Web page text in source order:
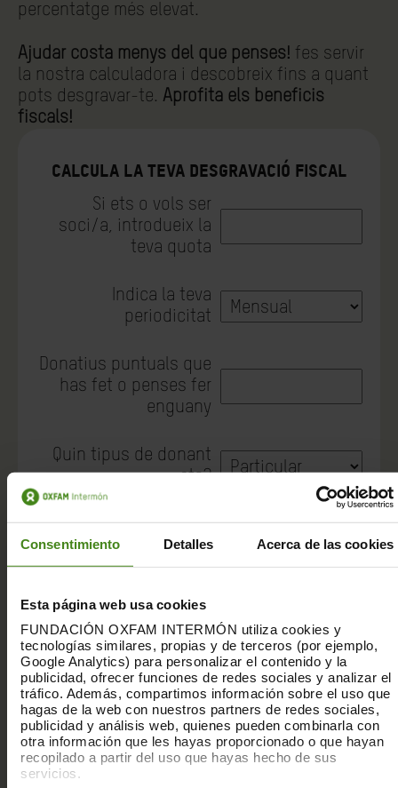
Consentimiento Detalles Acerca de las cookies
Esta página web usa cookies
FUNDACIÓN OXFAM INTERMÓN utiliza cookies y
tecnologías similares, propias y de terceros (por ejemplo,
Google Analytics) para personalizar el contenido y la
publicidad, ofrecer funciones de redes sociales y analizar el
tráfico. Además, compartimos información sobre el uso que
hagas de la web con nuestros partners de redes sociales,
publicidad y análisis web, quienes pueden combinarla con
otra información que les hayas proporcionado o que hayan
recopilado a partir del uso que hayas hecho de sus
servicios.
percentatge més elevat.
Ajudar costa menys del que penses! fes servir
la nostra calculadora i descobreix fins a quant
pots desgravar-te. Aprofita els beneficis
fiscals!
CALCULA LA TEVA DESGRAVACIÓ FISCAL
Si ets o vols ser
soci/a, introdueix la
teva quota
Indica la teva
periodicitat
Donatius puntuals que
has fet o penses fer
enguany
Quin tipus de donant
ets?
Has estat donant a
Oxfam Intermón en els
últims 2 anys sense
aportació?
Sí No
*
Informació vàlida per al total d’aportacions de